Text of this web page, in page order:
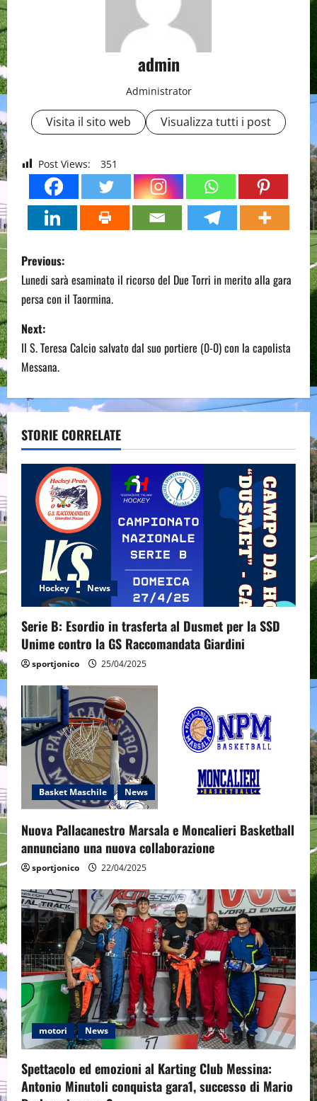
admin
Administrator
Visita il sito web Visualizza tutti i post
Post Views: 351
P
o
s
t
n
a
v
i
o
n
Previous:
Lunedi sarà esaminato il ricorso del Due Torri in merito alla gara
persa con il Taormina.
Next:
Il S. Teresa Calcio salvato dal suo portiere (0-0) con la capolista
Messana.
STORIE CORRELATE
Hockey News
Serie B: Esordio in trasferta al Dusmet per la SSD
Unime contro la GS Raccomandata Giardini
sportjonico 25/04/2025
Basket Maschile News
Nuova Pallacanestro Marsala e Moncalieri Basketball
annunciano una nuova collaborazione
sportjonico 22/04/2025
motori News
Spettacolo ed emozioni al Karting Club Messina:
Antonio Minutoli conquista gara1, successo di Mario